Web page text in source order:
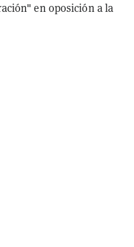
en oposición a la